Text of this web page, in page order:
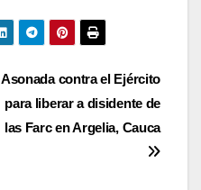
Asonada contra el Ejército
para liberar a disidente de
las Farc en Argelia, Cauca